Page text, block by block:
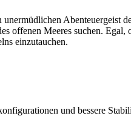
Abenteuergeist
offenen Meeres suchen. Egal,
einzutauchen.
und bessere